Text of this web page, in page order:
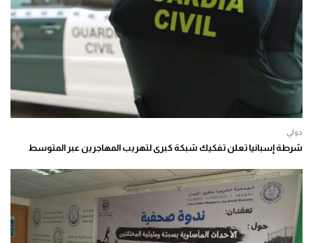
دولي
شرطة إسبانيا تعلن تفكيك شبكة كبرى لتهريب المهاجرين عبر المتوسط